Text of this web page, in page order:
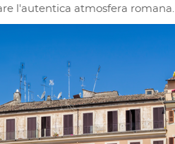
l'autentica atmosfera romana.